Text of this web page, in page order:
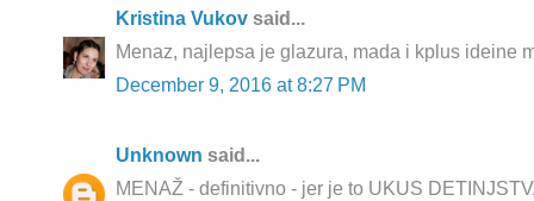
Kristina Vukov said...
Menaz, najlepsa je glazura, mada i kplus ideine
December 9, 2016 at 8:27 PM
Unknown said...
MENAŽ - definitivno - jer je to UKUS